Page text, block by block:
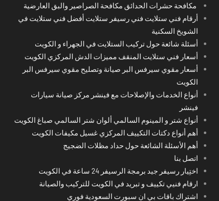
مكافحة حشرات الحدائق مكافحة الصراصير والبق العارضية
أرقام فني ستلايت فني رسيفر ستلايت أفضل فني ستلايت في
الشويخ السكنية
أسئلة شائعة حول تركيب الستلايت في الجهراء و الكويت
أسعار فني ستلايت المنقف مميزات الدش المركزي الكويت
أسعار مقوي سيرفس البر صيانة وتصليح مقوي سيرفس البر
الكويت
أنواع الخدمات والإصلاحات مع فينشر مركز صيانة سيارات
فينشر
أنواع شتر و المينوم السالمي ألوان شتر السالمي صباغ الكويت
أهم أنواع دكتات التكييف المركزي غسيل مكيفات الكويت
أهم الأسئلة الشائعة حول حداد مظلات الضجيج
اتصل بنا
اختِيار رسيفر جيد برمجة الرسيفر 24 ساعة في الكويت
ارقام فنيي تكييف و تبريد في الكويت للتركيب والصيانة
اشتراك باقات بي ان سبورت السعودية فوري